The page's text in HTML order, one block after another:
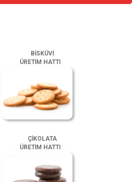
BİSKÜVİ
ÜRETİM HATTI
ÇİKOLATA
ÜRETİM HATTI